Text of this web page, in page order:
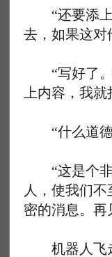
“还要添上
去，如果这对
“写好了。
上内容，我
“什么道德
“这是个非
人，使我们
密的消息。再
机器人飞走